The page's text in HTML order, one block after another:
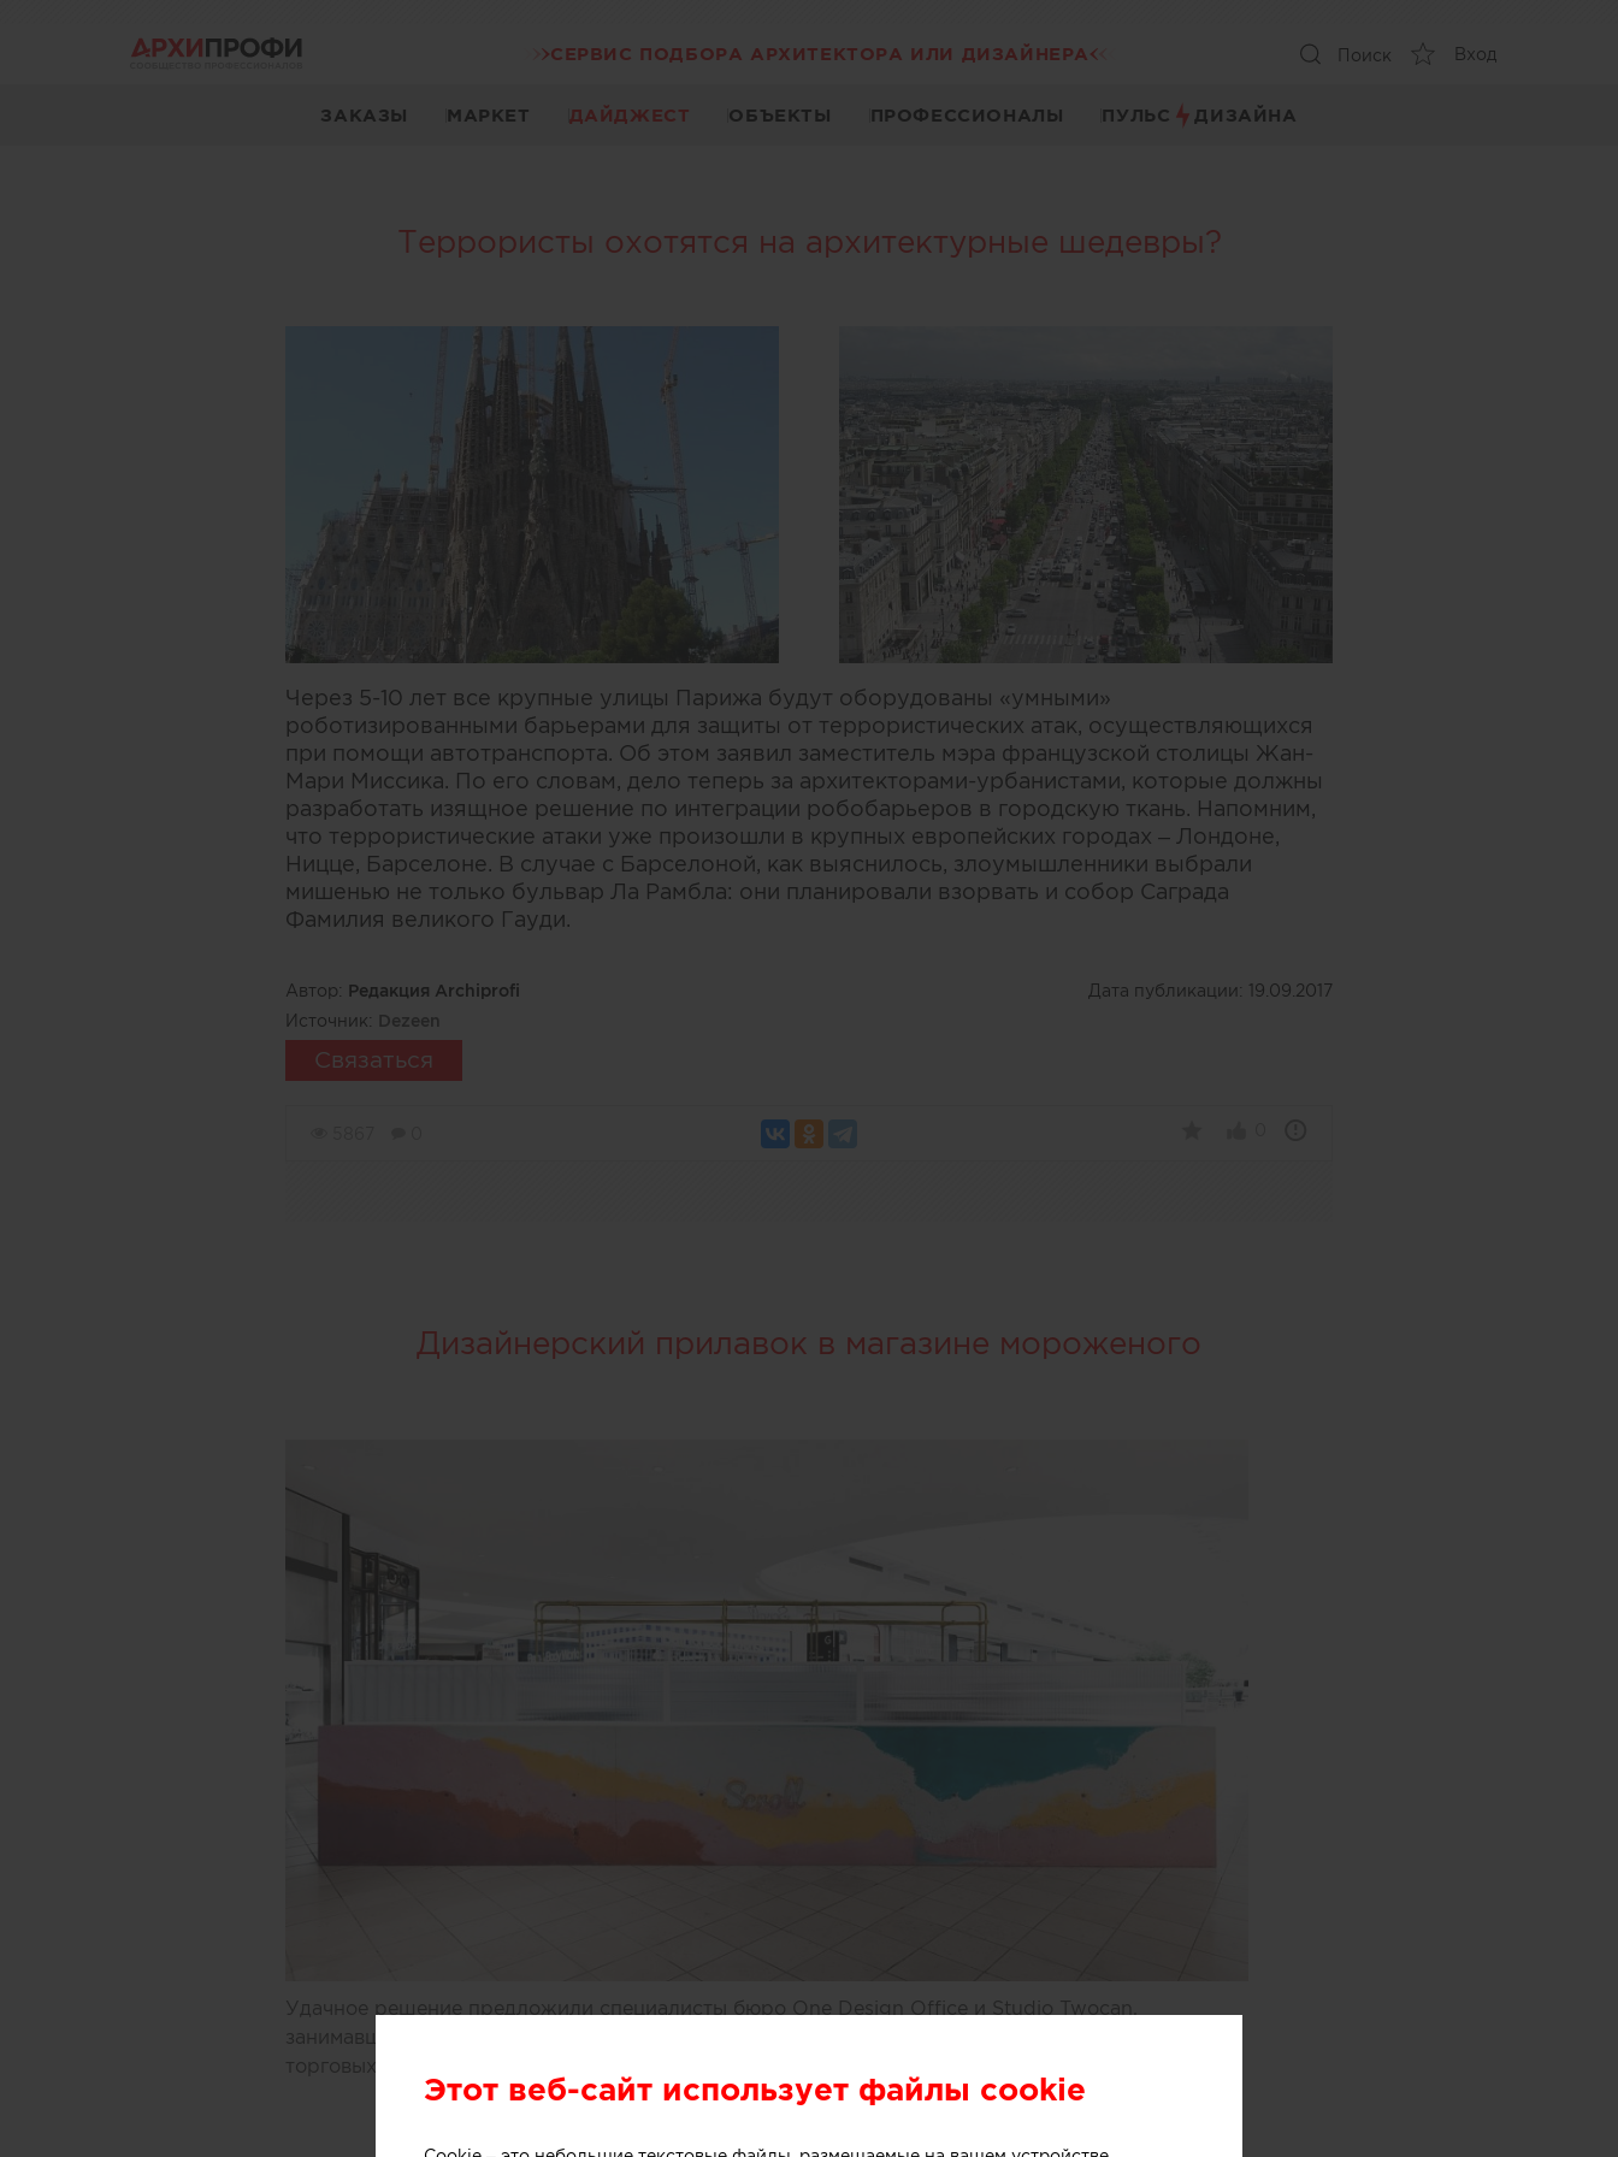
СЕРВИС ПОДБОРА АРХИТЕКТОРА ИЛИ ДИЗАЙНЕРА Поиск Вход
ЗАКАЗЫ МАРКЕТ ДАЙДЖЕСТ ОБЪЕКТЫ ПРОФЕССИОНАЛЫ ПУЛЬС ДИЗАЙНА
Террористы охотятся на архитектурные шедевры?
Через 5-10 лет все крупные улицы Парижа будут оборудованы «умными»
роботизированными барьерами для защиты от террористических атак, осуществляющихся
при помощи автотранспорта. Об этом заявил заместитель мэра французской столицы Жан-
Мари Миссика. По его словам, дело теперь за архитекторами-урбанистами, которые должны
разработать изящное решение по интеграции робобарьеров в городскую ткань. Напомним,
что террористические атаки уже произошли в крупных европейских городах – Лондоне,
Ницце, Барселоне. В случае с Барселоной, как выяснилось, злоумышленники выбрали
мишенью не только бульвар Ла Рамбла: они планировали взорвать и собор Саграда
Фамилия великого Гауди.
Автор: Редакция Archiprofi Дата публикации: 19.09.2017
Источник: Dezeen
Связаться
Дизайнерский прилавок в магазине мороженого
Удачное решение предложили специалисты бюро One Design Office и Studio Twocan,
занимавшиеся дизайном небольшого магазина мороженого, расположенного в одном из
торговых центров Мельбурна (Австралия).
Этот веб-сайт использует файлы cookie